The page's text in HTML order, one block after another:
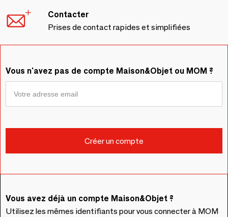
Contacter
Prises de contact rapides et simplifiées
Vous n'avez pas de compte Maison&Objet ou MOM ?
Vous avez déjà un compte Maison&Objet ?
Utilisez les mêmes identifiants pour vous connecter à MOM